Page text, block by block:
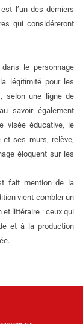
l’un des derniers
qui considéreront
le personnage
légitimité pour les
selon une ligne de
savoir également
visée éducative, le
et ses murs, relève,
éloquent sur les
fait mention de la
vient combler un
et littéraire : ceux qui
et à la production